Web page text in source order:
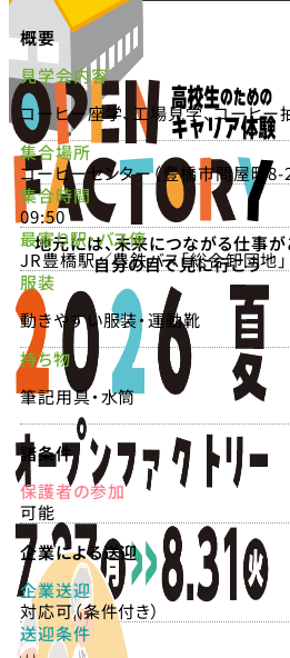
地元には、未来につながる仕事が
自分の目で見に行こう
概要
見学会内容
コーヒー座学、工場見学、コーヒー
集合場所
コーヒーセンター（豊橋市問屋町8-
集合時間
09:50
最寄り駅・バス停
JR豊橋駅／豊鉄バス「総合卸団地」
服装
動きやすい服装・運動靴
持ち物
筆記用具・水筒
諸条件
保護者の参加
可能
企業による送迎
企業送迎
対応可（条件付き）
送迎条件